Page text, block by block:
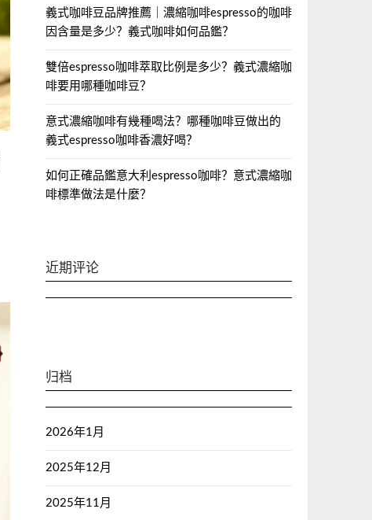
義式咖啡豆品牌推薦｜濃縮咖啡espresso的咖啡
因含量是多少？義式咖啡如何品鑑？
雙倍espresso咖啡萃取比例是多少？義式濃縮咖
啡要用哪種咖啡豆？
意式濃縮咖啡有幾種喝法？哪種咖啡豆做出的
義式espresso咖啡香濃好喝？
如何正確品鑑意大利espresso咖啡？意式濃縮咖
啡標準做法是什麼？
近期评论
归档
2026年1月
2025年12月
2025年11月